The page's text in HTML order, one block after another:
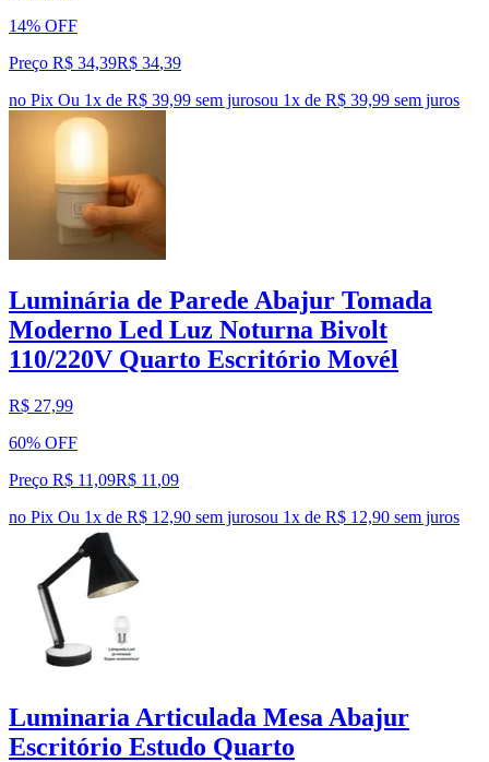
14% OFF
Preço R$ 34,39R$ 34,39
no Pix Ou 1x de R$ 39,99 sem jurosou 1x de R$ 39,99 sem juros
Luminária de Parede Abajur Tomada
Moderno Led Luz Noturna Bivolt
110/220V Quarto Escritório Movél
R$ 27,99
60% OFF
Preço R$ 11,09R$ 11 ,09
no Pix Ou 1x de R$ 12,90 sem jurosou 1x de R$ 12,90 sem juros
Luminaria Articulada Mesa Abajur
Escritório Estudo Quarto